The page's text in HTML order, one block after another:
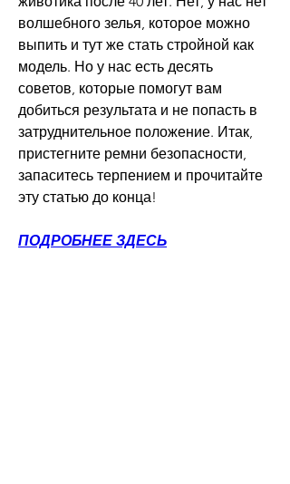
волшебного зелья, которое можно
выпить и тут же стать стройной как
модель. Но у нас есть десять
советов, которые помогут вам
добиться результата и не попасть в
затруднительное положение. Итак,
пристегните ремни безопасности,
запаситесь терпением и прочитайте
эту статью до конца!
ПОДРОБНЕЕ ЗДЕСЬ